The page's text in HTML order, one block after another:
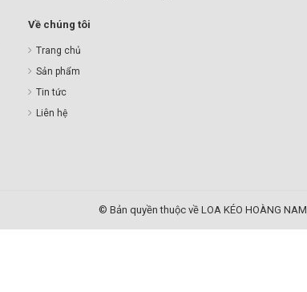
Về chúng tôi
Trang chủ
Sản phẩm
Tin tức
Liên hệ
© Bản quyền thuộc về LOA KÉO HOÀNG NAM